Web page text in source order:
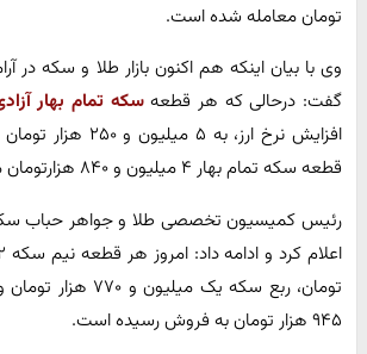
تومان معامله شده است.
وی با بیان اینکه هم اکنون بازار طلا و سکه در
گفت: درحالی که هر قطعهسکه تمام بهار
افزایش نرخ ارز،​ به ۵
قطعه سکه تمام بهار ۴ میلیون و ۸۴۰ هزارتومان معامله شده است.
تومان، ربع سکه یک
۹۴۵ هزار تومان به فروش رسیده است.